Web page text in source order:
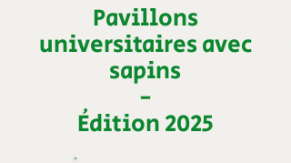
Pavillons
universitaires avec
sapins
-
Édition 2025